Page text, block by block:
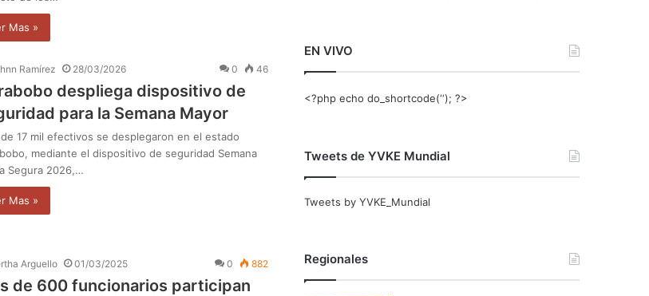
Mas »
Ramírez 28/03/2026 0 46
despliega dispositivo de
para la Semana Mayor
17 mil efectivos se desplegaron en el estado
mediante el dispositivo de seguridad Semana
Segura 2026,…
Mas »
Arguello 01/03/2025 0 882
de 600 funcionarios participan
EN VIVO
<?php echo do_shortcode(‘‘); ?>
Tweets de YVKE Mundial
Tweets by YVKE_Mundial
Regionales